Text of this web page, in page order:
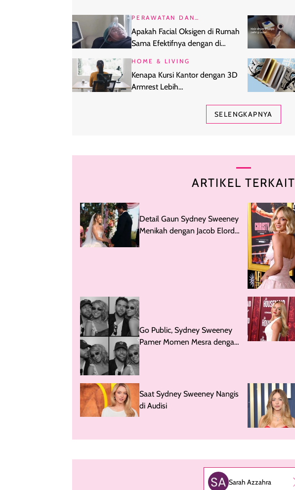
PERAWATAN DAN
Apakah Facial Oksigen di Rumah
Sama Efektifnya dengan di
HOME & LIVING
Kenapa Kursi Kantor dengan 3D
Armrest Lebih
SELENGKAPNYA
ARTIKEL TERKAIT
Detail Gaun Sydney Sweeney
Menikah dengan Jacob Elordi
Go Public, Sydney Sweeney
Pamer Momen Mesra dengan
Saat Sydney Sweeney Nangis
di Audisi
Sarah Azzahra